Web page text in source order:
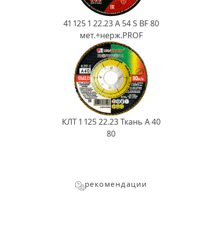
41 125 1 22.23 A 54 S BF 80
мет.+нерж.PROF
КЛТ 1 125 22.23 Ткань A 40
80
рекомендации